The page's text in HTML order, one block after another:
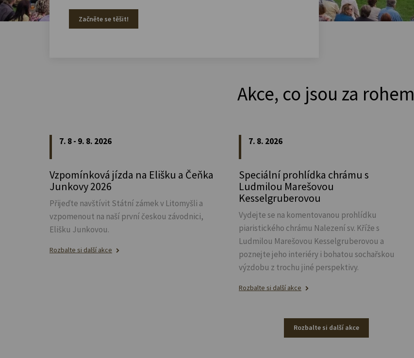
Začněte se těšit!
Akce, co jsou za rohem
7. 8 - 9. 8. 2026
Vzpomínková jízda na Elišku a Čeňka
Junkovy 2026
Přijeďte navštívit Státní zámek v Litomyšli a
vzpomenout na naší první českou závodnici,
Elišku Junkovou.
Rozbalte si další akce
7. 8. 2026
Speciální prohlídka chrámu s
Ludmilou Marešovou
Kesselgruberovou
Vydejte se na komentovanou prohlídku
piaristického chrámu Nalezení sv. Kříže s
Ludmilou Marešovou Kesselgruberovou a
poznejte jeho interiéry i bohatou sochařskou
výzdobu z trochu jiné perspektivy.
Rozbalte si další akce
Rozbalte si další akce